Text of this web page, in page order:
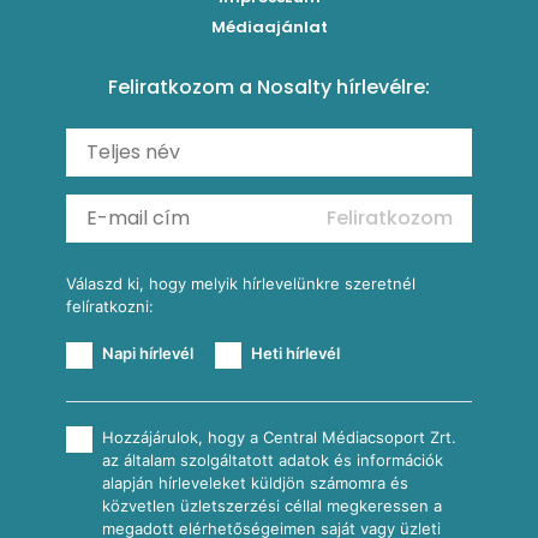
Carbonara
Shakshuka
Ratatouille
Mexikói húsleves kukorica salsával
Almás-kéksajtos kukoricasaláta
Köretek
Reggeli receptek
Médiaajánlat
Feliratkozom a Nosalty hírlevélre:
Feliratkozom
Válaszd ki, hogy melyik hírlevelünkre szeretnél
felíratkozni:
Napi hírlevél Heti hírlevél
Hozzájárulok, hogy a Central Médiacsoport Zrt.
az általam szolgáltatott adatok és információk
alapján hírleveleket küldjön számomra és
közvetlen üzletszerzési céllal megkeressen a
megadott elérhetőségeimen saját vagy üzleti